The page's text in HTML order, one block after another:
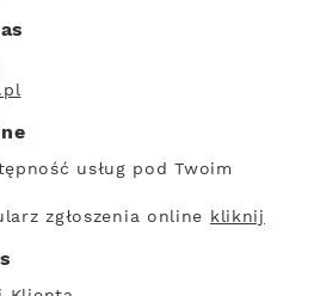
usług pod Twoim
zgłoszenia online kliknij